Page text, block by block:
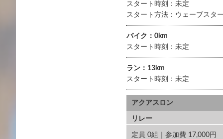
スタート時刻：未定
スタート方法：ウェーブスタ
バイク：0km
スタート時刻：未定
ラン：13km
スタート時刻：未定
アクアスロン
リレー
定員 0組｜参加費 17,000円